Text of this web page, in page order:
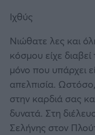
Ιχθύς
Νιώθατε λες και
κόσμου είχε
μόνο που υπάρχει
απελπισία.
στην καρδιά σας
δυνατά. Στη
Σελήνης στον